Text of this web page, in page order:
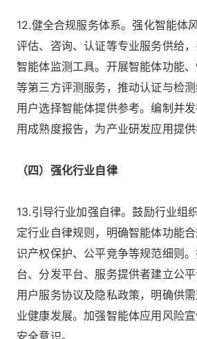
12.健全合规服务体系。强化智能体
评估、咨询、认证等专业服务供给
智能体监测工具。开展智能体功能
等第三方评测服务，推动认证与检
用户选择智能体提供参考。编制并
用成熟度报告，为产业研发应用提供
（四）强化行业自律
13.引导行业加强自律。鼓励行业组
定行业自律规则，明确智能体功能
识产权保护、公平竞争等规范细则
台、分发平台、服务提供者建立公平
用户服务协议及隐私政策，明确供
业健康发展。加强智能体应用风险